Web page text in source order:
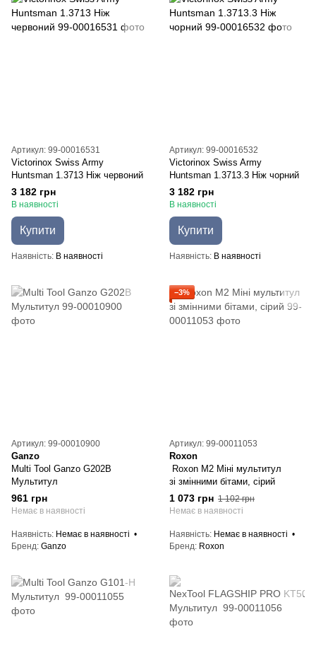
Артикул: 99-00016531
Victorinox Swiss Army
Huntsman 1.3713 Ніж червоний
3 182 грн
В наявності
Купити
Наявність В наявності
Артикул: 99-00016532
Victorinox Swiss Army
Huntsman 1.3713.3 Ніж чорний
3 182 грн
В наявності
Купити
Наявність В наявності
Артикул: 99-00010900
Ganzo
Multi Tool Ganzo G202B
Мультитул
961 грн
Немає в наявності
Наявність Немає в наявності
Бренд Ganzo
−3%
Артикул: 99-00011053
Roxon
Roxon M2 Міні мультитул
зі змінними бітами, сірий
1 073 грн 1 102 грн
Немає в наявності
Наявність Немає в наявності
Бренд Roxon